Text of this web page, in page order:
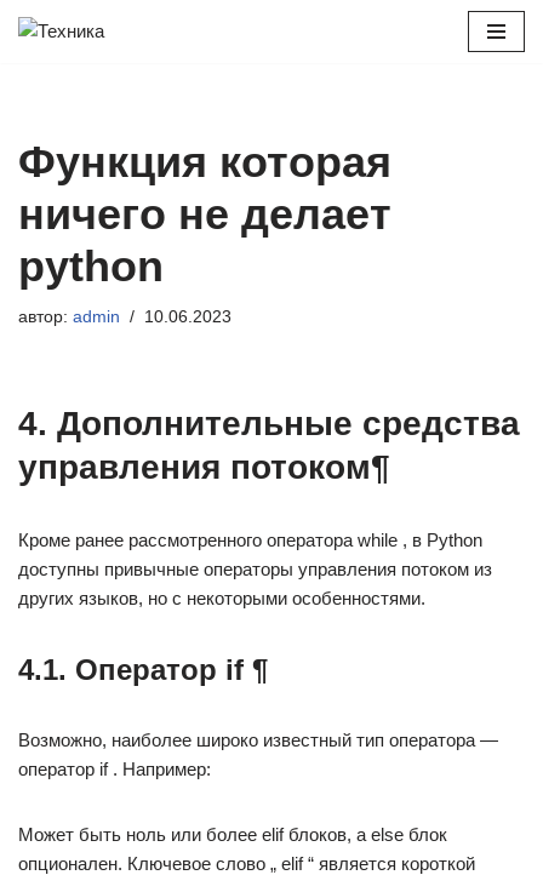
Функция которая
ничего не делает
python
автор: admin 10.06.2023
4. Дополнительные средства
управления потоком¶
Кроме ранее рассмотренного оператора while , в Python
доступны привычные операторы управления потоком из
других языков, но с некоторыми особенностями.
4.1. Оператор if ¶
Возможно, наиболее широко известный тип оператора —
оператор if . Например:
Может быть ноль или более elif блоков, а else блок
опционален. Ключевое слово „ elif “ является короткой